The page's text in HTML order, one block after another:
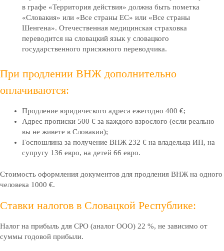
в графе «Территория действия» должна быть пометка
«Словакия» или «Все страны ЕС» или «Все страны
Шенгена». Отечественная медицинская страховка
переводится на словацкий язык у словацкого
государственного присяжного переводчика.
При продлении ВНЖ дополнительно
оплачиваются:
Продление юридического адреса ежегодно 400 €;
Адрес прописки 500 € за каждого взрослого (если реально
вы не живете в Словакии);
Госпошлина за получение ВНЖ 232 € на владельца ИП, на
супругу 136 евро, на детей 66 евро.
Стоимость оформления документов для продления ВНЖ на одного
человека 1000 €.
Ставки налогов в Словацкой Республике:
Налог на прибыль для СРО (аналог ООО) 22 %, не зависимо от
суммы годовой прибыли.